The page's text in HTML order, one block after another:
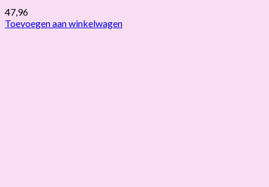
47,96
Toevoegen aan winkelwagen